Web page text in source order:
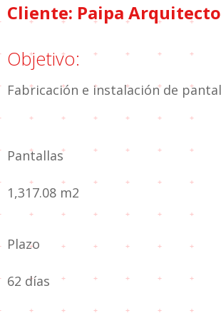
Cliente: Paipa
Objetivo:
Fabricación e instalación de
Pantallas
1,317.08 m2
Plazo
62 días